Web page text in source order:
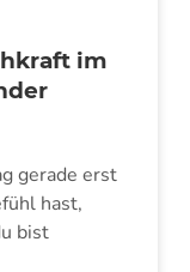
im
gerade erst
hast,
bist